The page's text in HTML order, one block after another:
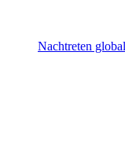
Nachtreten